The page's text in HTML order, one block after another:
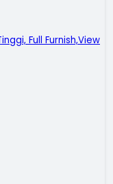
Full Furnish,View